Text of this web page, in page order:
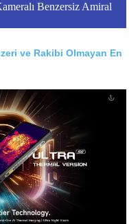
Benzersiz Amiral
ve Rakibi Olmayan En